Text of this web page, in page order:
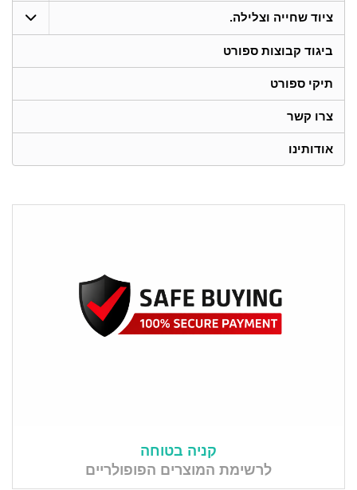
ציוד שחייה וצלילה.
ביגוד קבוצות ספורט
תיקי ספורט
צרו קשר
אודותינו
קניה בטוחה
לרשימת המוצרים הפופולריים